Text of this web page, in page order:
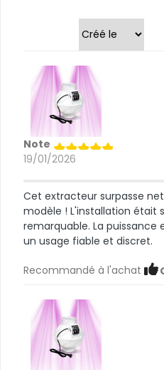
Note
19/01/2026
Cet extracteur surpasse
modèle ! L'installation était
remarquable. La
un usage fiable et discret.
Recommandé à l'achat